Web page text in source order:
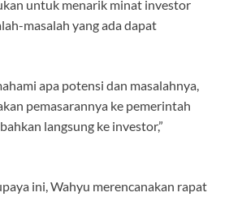
untuk menarik minat investor
masalah yang ada dapat
apa potensi dan masalahnya,
pemasarannya ke pemerintah
langsung ke investor,”
ini, Wahyu merencanakan rapat